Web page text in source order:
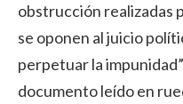
obstrucción realizadas
se oponen al juicio
perpetuar la
documento leído en